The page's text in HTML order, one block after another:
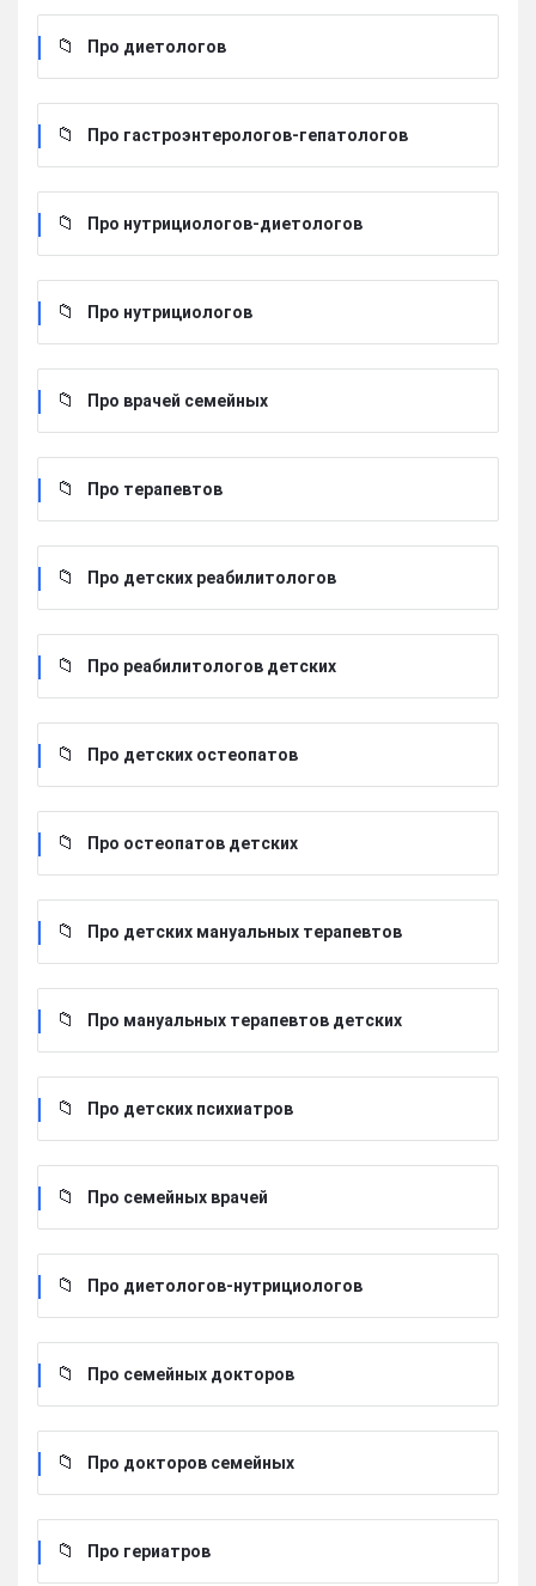
Про диетологов
Про гастроэнтерологов-гепатологов
Про нутрициологов-диетологов
Про нутрициологов
Про врачей семейных
Про терапевтов
Про детских реабилитологов
Про реабилитологов детских
Про детских остеопатов
Про остеопатов детских
Про детских мануальных терапевтов
Про мануальных терапевтов детских
Про детских психиатров
Про семейных врачей
Про диетологов-нутрициологов
Про семейных докторов
Про докторов семейных
Про гериатров